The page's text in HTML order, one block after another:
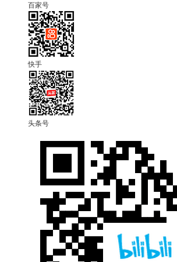
百家号
快手
头条号